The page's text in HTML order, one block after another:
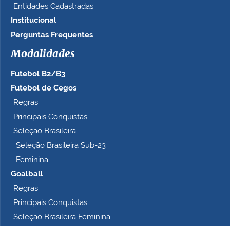
Entidades Cadastradas
Institucional
Perguntas Frequentes
Modalidades
Futebol B2/B3
Futebol de Cegos
Regras
Principais Conquistas
Seleção Brasileira
Seleção Brasileira Sub-23
Feminina
Goalball
Regras
Principais Conquistas
Seleção Brasileira Feminina